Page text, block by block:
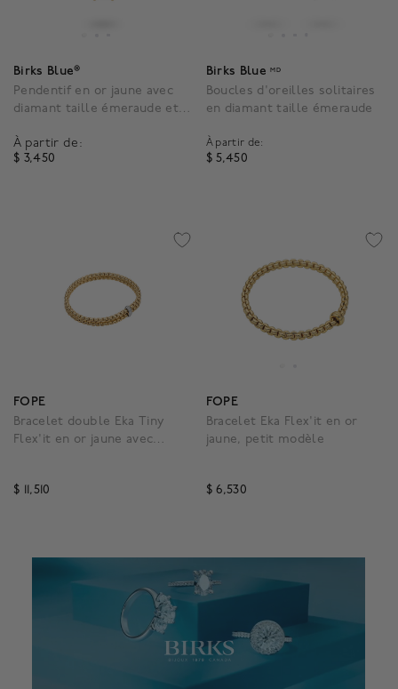
Birks Blue®
Pendentif en or jaune avec
diamant taille émeraude et
À partir de:
$ 3,450
Birks BlueMD
Boucles d'oreilles solitaires
en diamant taille émeraude
À partir de:
$ 5,450
FOPE
Bracelet double Eka Tiny
Flex'it en or jaune avec
$ 11,510
FOPE
Bracelet Eka Flex'it en or
jaune, petit modèle
$ 6,530